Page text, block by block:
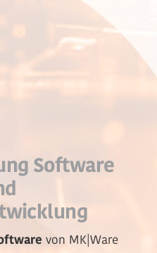
Software
von MK|Ware